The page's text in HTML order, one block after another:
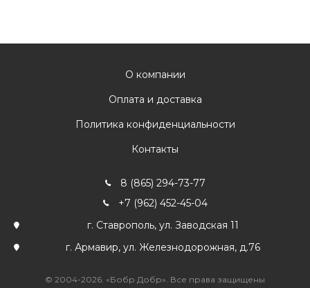
О компании
Оплата и доставка
Политика конфиденциальности
Контакты
8 (865) 294-73-77
+7 (962) 452-45-04
г. Ставрополь, ул. Заводская 11
г. Армавир, ул. Железнодорожная, д.76
© 2004-2026. «Бобр Добр». Все права защищены